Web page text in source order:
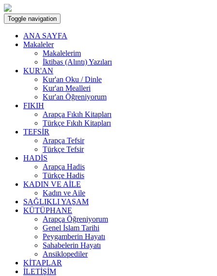
Toggle navigation
ANA SAYFA
Makaleler
Makalelerim
İktibas (Alıntı) Yazıları
KUR'AN
Kur'an Oku / Dinle
Kur'an Mealleri
Kur'an Öğreniyorum
FIKIH
Arapça Fıkıh Kitapları
Türkçe Fıkıh Kitapları
TEFSİR
Arapça Tefsir
Türkçe Tefsir
HADİS
Arapça Hadis
Türkçe Hadis
KADIN VE AİLE
Kadın ve Aile
SAĞLIKLI YAŞAM
KÜTÜPHANE
Arapça Öğreniyorum
Genel İslam Tarihi
Peygamberin Hayatı
Sahabelerin Hayatı
Ansiklopediler
KİTAPLAR
İLETİŞİM